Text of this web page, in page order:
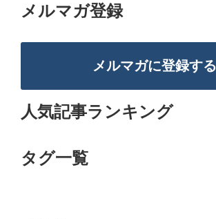
メルマガ登録
メルマガに登録する
人気記事ランキング
タグ一覧